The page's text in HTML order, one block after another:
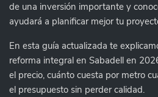
de una inversión importante y
ayudará a planificar mejor tu
En esta guía actualizada te
reforma integral en Sabadell en
el precio, cuánto cuesta por metro
el presupuesto sin perder calidad.